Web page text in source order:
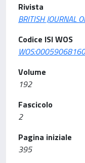
Rivista
BRITISH JOURNAL
Codice ISI WOS
Volume
192
Fascicolo
2
Pagina iniziale
395